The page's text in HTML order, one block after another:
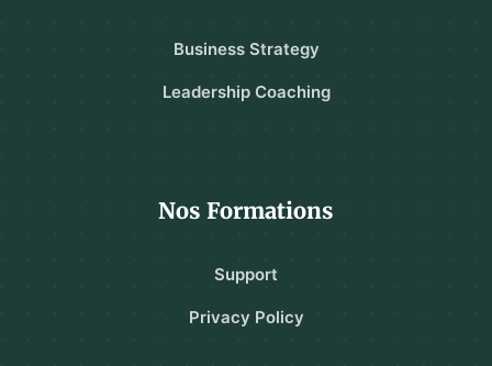
Business Strategy
Leadership Coaching
Nos Formations
Support
Privacy Policy